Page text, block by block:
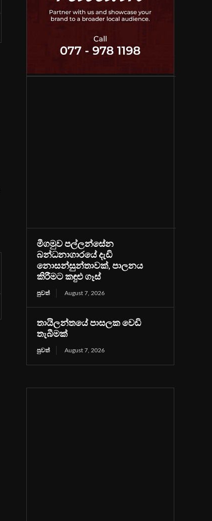
මීගමුව පල්ලන්සේන
බන්ධනාගාරයේ දැඩි
නොසන්සුන්තාවක්, පාලනය
කිරීමට කඳුළු ගෑස්
පුවත් August 7, 2026
තායිලන්තයේ පාසලක වෙඩි
තැබීමක්
පුවත් August 7, 2026